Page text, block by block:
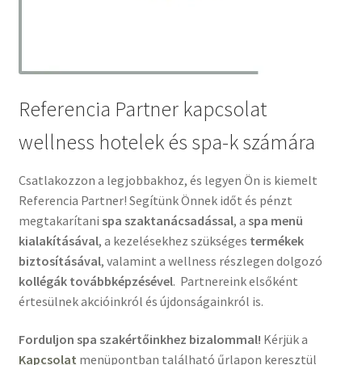
Referencia Partner kapcsolat
wellness hotelek és spa-k számára
Csatlakozzon a legjobbakhoz, és legyen Ön is kiemelt
Referencia Partner! Segítünk Önnek időt és pénzt
megtakarítani spa szaktanácsadással, a spa menü
kialakításával, a kezelésekhez szükséges termékek
biztosításával, valamint a wellness részlegen dolgozó
kollégák továbbképzésével. Partnereink elsőként
értesülnek akcióinkról és újdonságainkról is.
Forduljon spa szakértőinkhez bizalommal! Kérjük a
Kapcsolat menüpontban található űrlapon keresztül